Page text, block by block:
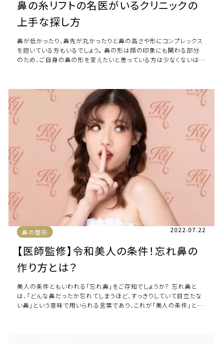
鼻の糸リフトの名医がいるクリニックの
上手な探し方
鼻が低かったり、鼻先が丸かったりと鼻の高さや形にコンプレックス
を抱いている方もいるでしょう。 鼻の形は顔の印象にも関わる部分
のため、ご自身の鼻の形を変えたいと思っている方は少なくないは
鼻の整形 2022.07.22
【医師監修】令和美人の条件！忘れ鼻の
作り方とは？
美人の条件ともいわれる「忘れ鼻」をご存知でしょうか？ 忘れ鼻と
は、「どんな鼻だったか忘れてしまうほど、すっきりしていて目立たな
い鼻」という意味で用いられる言葉であり、これが「美人の条件」とも